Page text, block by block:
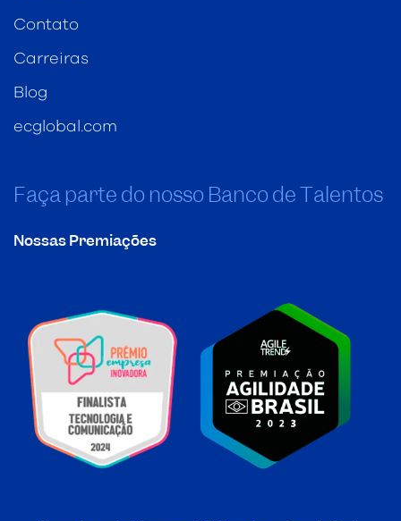
Contato
Carreiras
Blog
ecglobal.com
Faça parte do nosso Banco de Talentos
Nossas Premiações